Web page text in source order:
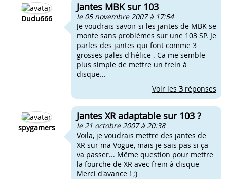
Dudu666
Jantes MBK sur 103
le 05 novembre 2007 à 17:54
Je voudrais savoir si les jantes de MBK se
monte sans problèmes sur une 103 SP. Je
parles des jantes qui font comme 3
grosses pales d'hélice . Ca me semble
plus simple de mettre un frein à
disque...
Voir les 3 réponses
spygamers
Jantes XR adaptable sur 103 ?
le 21 octobre 2007 à 20:38
Voila, je voudrais mettre des jantes de
XR sur ma Vogue, mais je sais pas si ça
va passer... Même question pour mettre
la fourche de XR avec frein à disque
Merci d'avance ! ;)